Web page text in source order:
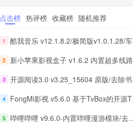
点击榜 热评榜 收藏榜 随机推荐
1 酷我音乐 v12.1.8.2/极简版v1.0.1.28/车机版v7.6.2.21 去广告解锁会员版最新可用版
2 新小苹果影视盒子 v1.6.2 内置超多线路 免捐赠版
3 开源阅读3.0 v3.25_15604 原版/去除书源限制/内置书源版 及 2025.09月书源
4 FongMi影视 v5.6.0 基于TvBox的开源TV盒子&安卓影视播放器
5 哔哩哔哩 v9.6.0-内置哔哩漫游模块/去广告精简优化版